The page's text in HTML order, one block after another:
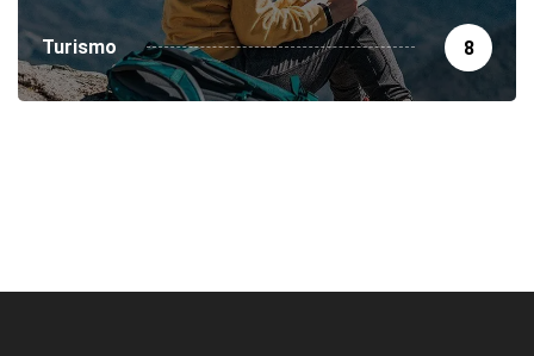
Turismo 8